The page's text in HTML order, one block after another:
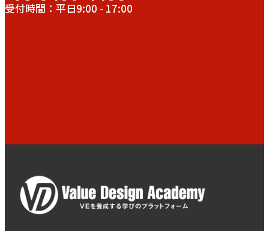
受付時間：平日9:00 - 17:00